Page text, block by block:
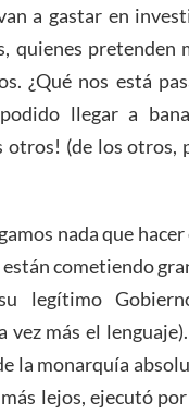
a gastar en
quienes
¿Qué nos está
podido llegar a
otros! (de los otros,
nada que
cometiendo
legítimo
vez más el
la monarquía
lejos, ejecutó